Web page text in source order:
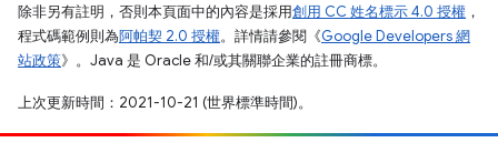
除非另有註明，否則本頁面中的內容是採用創用 CC 姓名標示 4.0 授權 ，
程式碼範例則為阿帕契 2.0 授權。詳情請參閱《Google Developers 網
站政策》。Java 是 Oracle 和/或其關聯企業的註冊商標。
上次更新時間：2021-10-21 (世界標準時間)。